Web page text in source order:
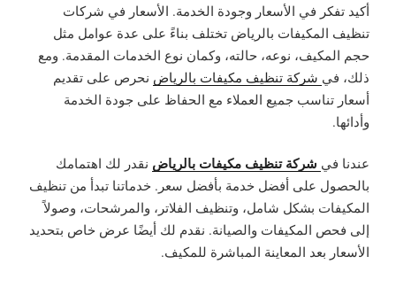
أكيد تفكر في الأسعار وجودة الخدمة. الأسعار في شركات
تنظيف المكيفات بالرياض تختلف بناءً على عدة عوامل مثل
حجم المكيف، نوعه، حالته، وكمان نوع الخدمات المقدمة. ومع
ذلك، في شركة تنظيف مكيفات بالرياض نحرص على تقديم
أسعار تناسب جميع العملاء مع الحفاظ على جودة الخدمة
وأدائها.
عندنا في شركة تنظيف مكيفات بالرياض نقدر لك اهتمامك
بالحصول على أفضل خدمة بأفضل سعر. خدماتنا تبدأ من تنظيف
المكيفات بشكل شامل، وتنظيف الفلاتر، والمرشحات، وصولاً
إلى فحص المكيفات والصيانة. نقدم لك أيضًا عرض خاص بتحديد
الأسعار بعد المعاينة المباشرة للمكيف.